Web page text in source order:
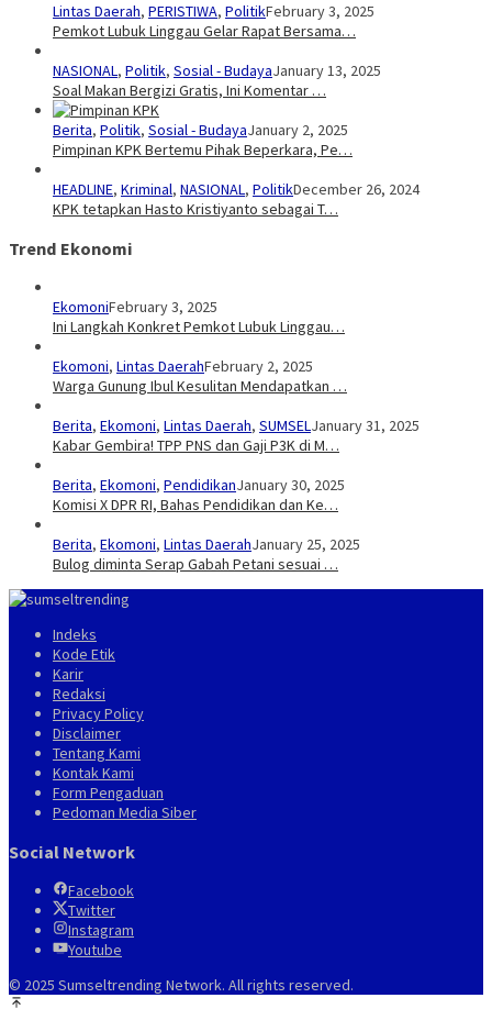
Lintas Daerah, PERISTIWA, PolitikFebruary 3, 2025
Pemkot Lubuk Linggau Gelar Rapat Bersama…
NASIONAL, Politik, Sosial - BudayaJanuary 13, 2025
Soal Makan Bergizi Gratis, Ini Komentar …
Berita, Politik, Sosial - BudayaJanuary 2, 2025
Pimpinan KPK Bertemu Pihak Beperkara, Pe…
HEADLINE, Kriminal, NASIONAL, PolitikDecember 26, 2024
KPK tetapkan Hasto Kristiyanto sebagai T…
Trend Ekonomi
EkomoniFebruary 3, 2025
Ini Langkah Konkret Pemkot Lubuk Linggau…
Ekomoni, Lintas DaerahFebruary 2, 2025
Warga Gunung Ibul Kesulitan Mendapatkan …
Berita, Ekomoni, Lintas Daerah, SUMSELJanuary 31, 2025
Kabar Gembira! TPP PNS dan Gaji P3K di M…
Berita, Ekomoni, PendidikanJanuary 30, 2025
Komisi X DPR RI, Bahas Pendidikan dan Ke…
Berita, Ekomoni, Lintas DaerahJanuary 25, 2025
Bulog diminta Serap Gabah Petani sesuai …
Indeks
Kode Etik
Karir
Redaksi
Privacy Policy
Disclaimer
Tentang Kami
Kontak Kami
Form Pengaduan
Pedoman Media Siber
Social Network
Facebook
Twitter
Instagram
Youtube
© 2025 Sumseltrending Network. All rights reserved.